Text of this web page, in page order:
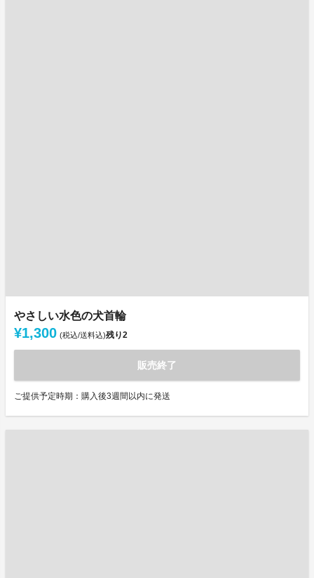
やさしい水色の犬首輪
¥1,300 (税込/送料込)残り2
販売終了
ご提供予定時期：購入後3週間以内に発送